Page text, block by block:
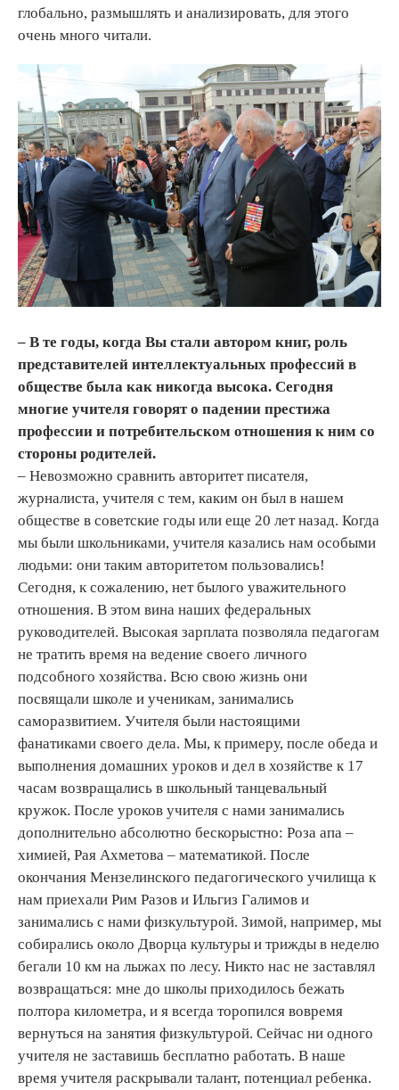
глобально, размышлять и анализировать, для этого
очень много читали.
– В те годы, когда Вы стали автором книг, роль
представителей интеллектуальных профессий в
обществе была как никогда высока. Сегодня
многие учителя говорят о падении престижа
профессии и потребительском отношения к ним со
стороны родителей.
– Невозможно сравнить авторитет писателя,
журналиста, учителя с тем, каким он был в нашем
обществе в советские годы или еще 20 лет назад. Когда
мы были школьниками, учителя казались нам особыми
людьми: они таким авторитетом пользовались!
Сегодня, к сожалению, нет былого уважительного
отношения. В этом вина наших федеральных
руководителей. Высокая зарплата позволяла педагогам
не тратить время на ведение своего личного
подсобного хозяйства. Всю свою жизнь они
посвящали школе и ученикам, занимались
саморазвитием. Учителя были настоящими
фанатиками своего дела. Мы, к примеру, после обеда и
выполнения домашних уроков и дел в хозяйстве к 17
часам возвращались в школьный танцевальный
кружок. После уроков учителя с нами занимались
дополнительно абсолютно бескорыстно: Роза апа –
химией, Рая Ахметова – математикой. После
окончания Мензелинского педагогического училища к
нам приехали Рим Разов и Ильгиз Галимов и
занимались с нами физкультурой. Зимой, например, мы
собирались около Дворца культуры и трижды в неделю
бегали 10 км на лыжах по лесу. Никто нас не заставлял
возвращаться: мне до школы приходилось бежать
полтора километра, и я всегда торопился вовремя
вернуться на занятия физкультурой. Сейчас ни одного
учителя не заставишь бесплатно работать. В наше
время учителя раскрывали талант, потенциал ребенка.